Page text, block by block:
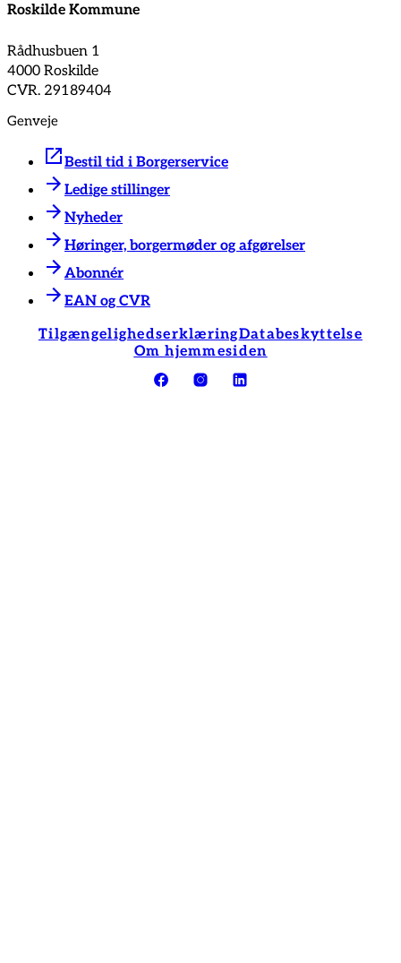
Roskilde Kommune
Rådhusbuen 1
4000 Roskilde
CVR. 29189404
Genveje
Bestil tid i Borgerservice
Ledige stillinger
Nyheder
Høringer, borgermøder og afgørelser
Abonnér
EAN og CVR
TilgængelighedserklæringDatabeskyttelse
Om hjemmesiden